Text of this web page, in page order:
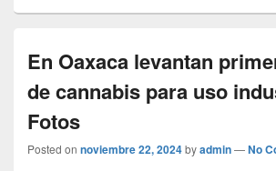
En Oaxaca levantan
de cannabis para uso
Fotos
Posted on noviembre 22, 2024byadmin—No